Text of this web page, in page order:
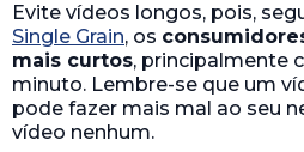
Evite vídeos longos, pois,
Single Grain, os
mais curtos, principalmente
minuto. Lembre-se que um
pode fazer mais mal ao seu
vídeo nenhum.